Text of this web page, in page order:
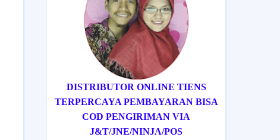
DISTRIBUTOR ONLINE TIENS
TERPERCAYA PEMBAYARAN BISA
COD PENGIRIMAN VIA
J&T/JNE/NINJA/POS